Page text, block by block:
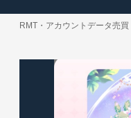
RMT・アカウントデータ売買